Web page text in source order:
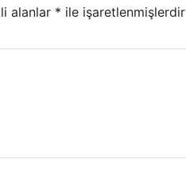
alanlar * ile işaretlenmişlerdir